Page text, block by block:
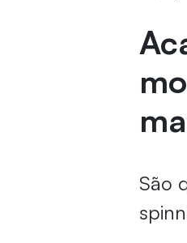
São